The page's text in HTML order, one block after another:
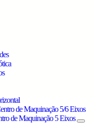
de Maquinação 5/6 Eixos
de Maquinação 5 Eixos